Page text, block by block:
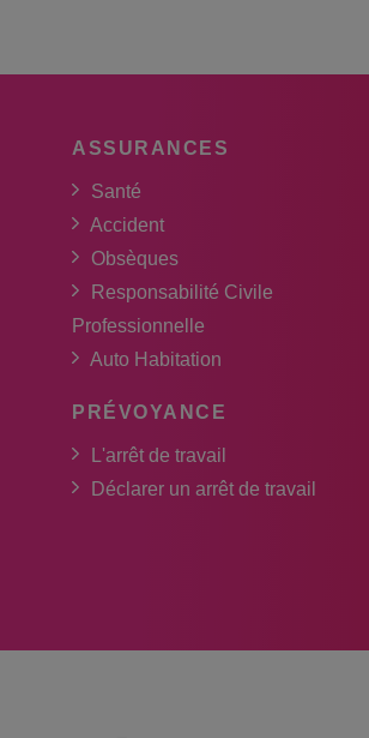
ASSURANCES
Santé
Accident
Obsèques
Responsabilité Civile
Professionnelle
Auto Habitation
PRÉVOYANCE
L'arrêt de travail
Déclarer un arrêt de travail